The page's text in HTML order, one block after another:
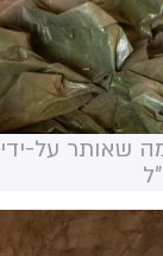
שאותר על-